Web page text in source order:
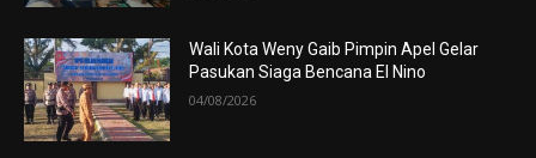
Wali Kota Weny Gaib Pimpin Apel Gelar
Pasukan Siaga Bencana El Nino
04/08/2026